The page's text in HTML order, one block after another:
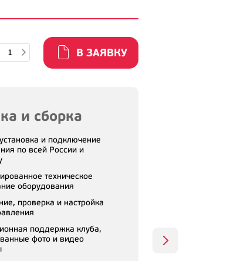
В ЗАЯВКУ
и сборка
и подключение
по всей России и
техническое
оборудования
проверка и настройка
поддержка клуба,
фото и видео